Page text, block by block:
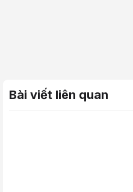
Bài viết liên quan